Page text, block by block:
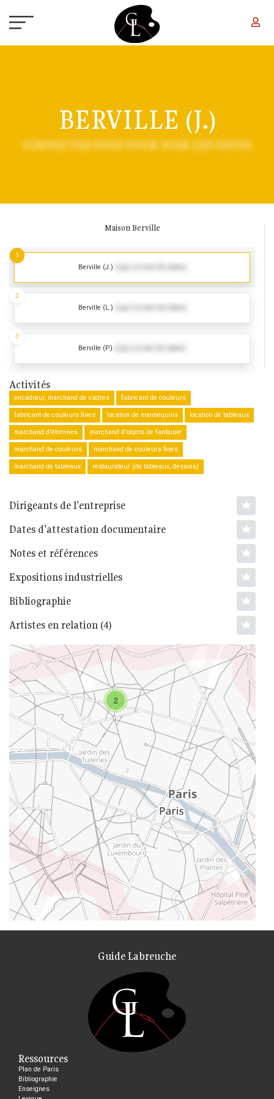
BERVILLE (J.)
CONNECTEZ-VOUS POUR VOIR LES DATES
Maison Berville
Berville (J.)
1
Berville (L.)
2
Berville (P.)
3
Activités
encadreur, marchand de cadres fabricant de couleurs
fabricant de couleurs fines location de mannequins location de tableaux
marchand d'étrennes marchand d'objets de fantaisie
marchand de couleurs marchand de couleurs fines
marchand de tableaux restaurateur (de tableaux, dessins)
Dirigeants de l'entreprise
Dates d'attestation documentaire
Notes et références
Expositions industrielles
Bibliographie
Artistes en relation (4)
2
Guide Labreuche
Ressources
Plan de Paris
Bibliographie
Enseignes